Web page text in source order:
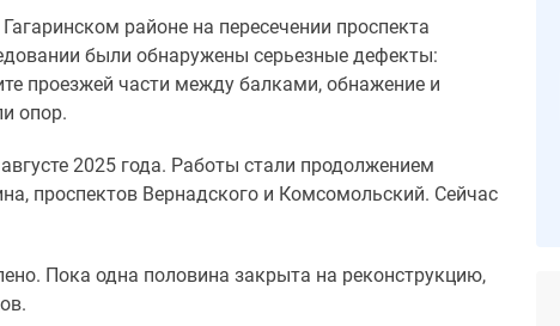
районе на пересечении проспекта
были обнаружены серьезные дефекты:
проезжей части между балками, обнажение и
опор.
2025 года. Работы стали продолжением
проспектов Вернадского и Комсомольский. Сейчас
Пока одна половина закрыта на реконструкцию,